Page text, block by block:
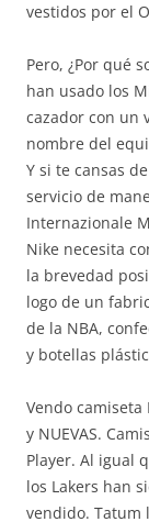
vestidos por el
Pero, ¿Por qué
han usado los
cazador con un
nombre del
Y si te cansas
servicio de
Internazionale
Nike necesita
la brevedad
logo de un
de la NBA,
y botellas
Vendo camiseta
y NUEVAS.
Player. Al igual
los Lakers han
vendido. Tatum